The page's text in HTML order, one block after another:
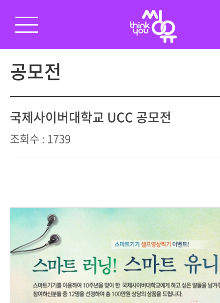
공모전
국제사이버대학교 UCC 공모전
조회수 : 1739